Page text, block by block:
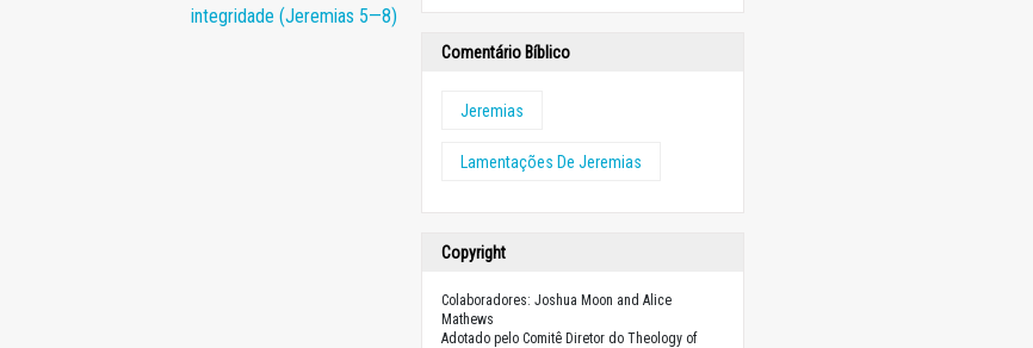
integridade (Jeremias 5—8)
Comentário Bíblico
Jeremias
Lamentações De Jeremias
Copyright
Colaboradores: Joshua Moon and Alice
Mathews
Adotado pelo Comitê Diretor do Theology of